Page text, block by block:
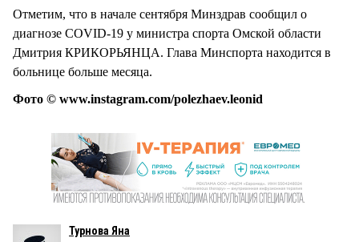
Отметим, что в начале сентября Минздрав сообщил о
диагнозе COVID-19 у министра спорта Омской области
Дмитрия КРИКОРЬЯНЦА. Глава Минспорта находится в
больнице больше месяца.
Фото © www.instagram.com/polezhaev.leonid
Турнова Яна